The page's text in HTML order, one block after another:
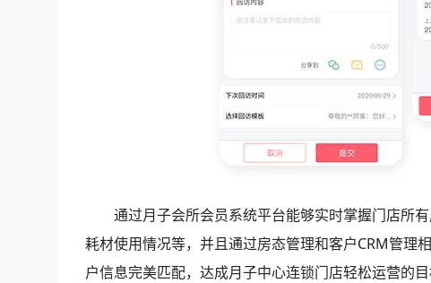
通过月子会所会员系统平台能够实时掌握门店所
耗材使用情况等，并且通过房态管理和客户CRM管理
户信息完美匹配，达成月子中心连锁门店轻松运营的目